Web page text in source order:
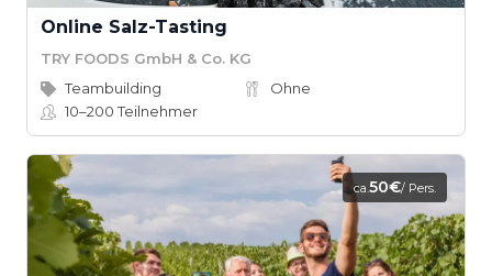
Online Salz-Tasting
TRY FOODS GmbH & Co. KG
Teambuilding
Ohne
10–200Teilnehmer
ca.50€/ Pers.